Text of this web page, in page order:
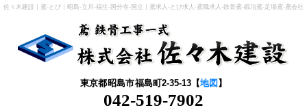
佐々木建設｜鳶-とび｜昭島-立川-福生-国分寺-国立｜鳶求人-とび求人-鳶職求人-鉄骨鳶-鍛冶鳶-足場鳶-鳶会社
東京都昭島市福島町2-35-13【地図 】
042-519-7902